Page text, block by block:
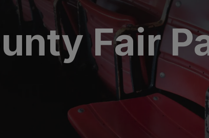
Fair